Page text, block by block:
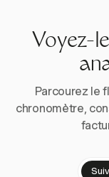
Voyez-
Parcourez le
chronomètre,